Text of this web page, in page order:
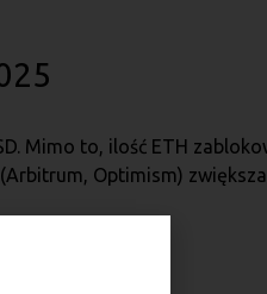
Mimo to, ilość ETH
(Arbitrum, Optimism)